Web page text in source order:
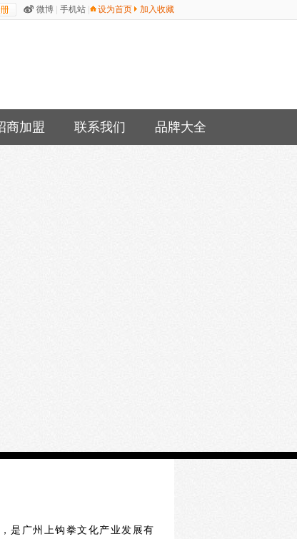
设为首页 加入收藏
手机站
微博
商加盟 联系我们 品牌大全
是广州上钩拳文化产业发展有